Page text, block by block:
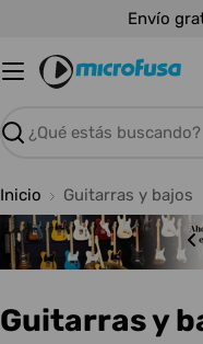
contenido
Envío
Buscar
Inicio Guitarras y bajos
C
Guitarras y